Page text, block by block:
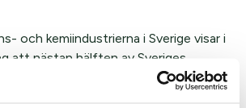
och kemiindustrierna i Sverige visar i
att nästan hälften av Sveriges...